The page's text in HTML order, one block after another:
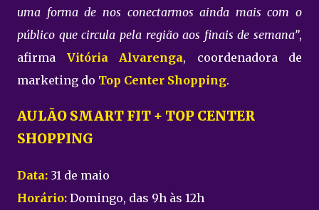
uma forma de nos conectarmos ainda mais com o
público que circula pela região aos finais de semana”,
afirma Vitória Alvarenga, coordenadora de
marketing do Top Center Shopping.
AULÃO SMART FIT + TOP CENTER
SHOPPING
Data: 31 de maio
Horário: Domingo, das 9h às 12h